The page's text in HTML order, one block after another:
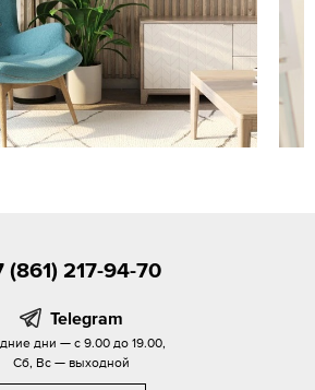
(861) 217-94-70
Telegram
дни — с 9.00 до 19.00,
Сб, Вс — выходной